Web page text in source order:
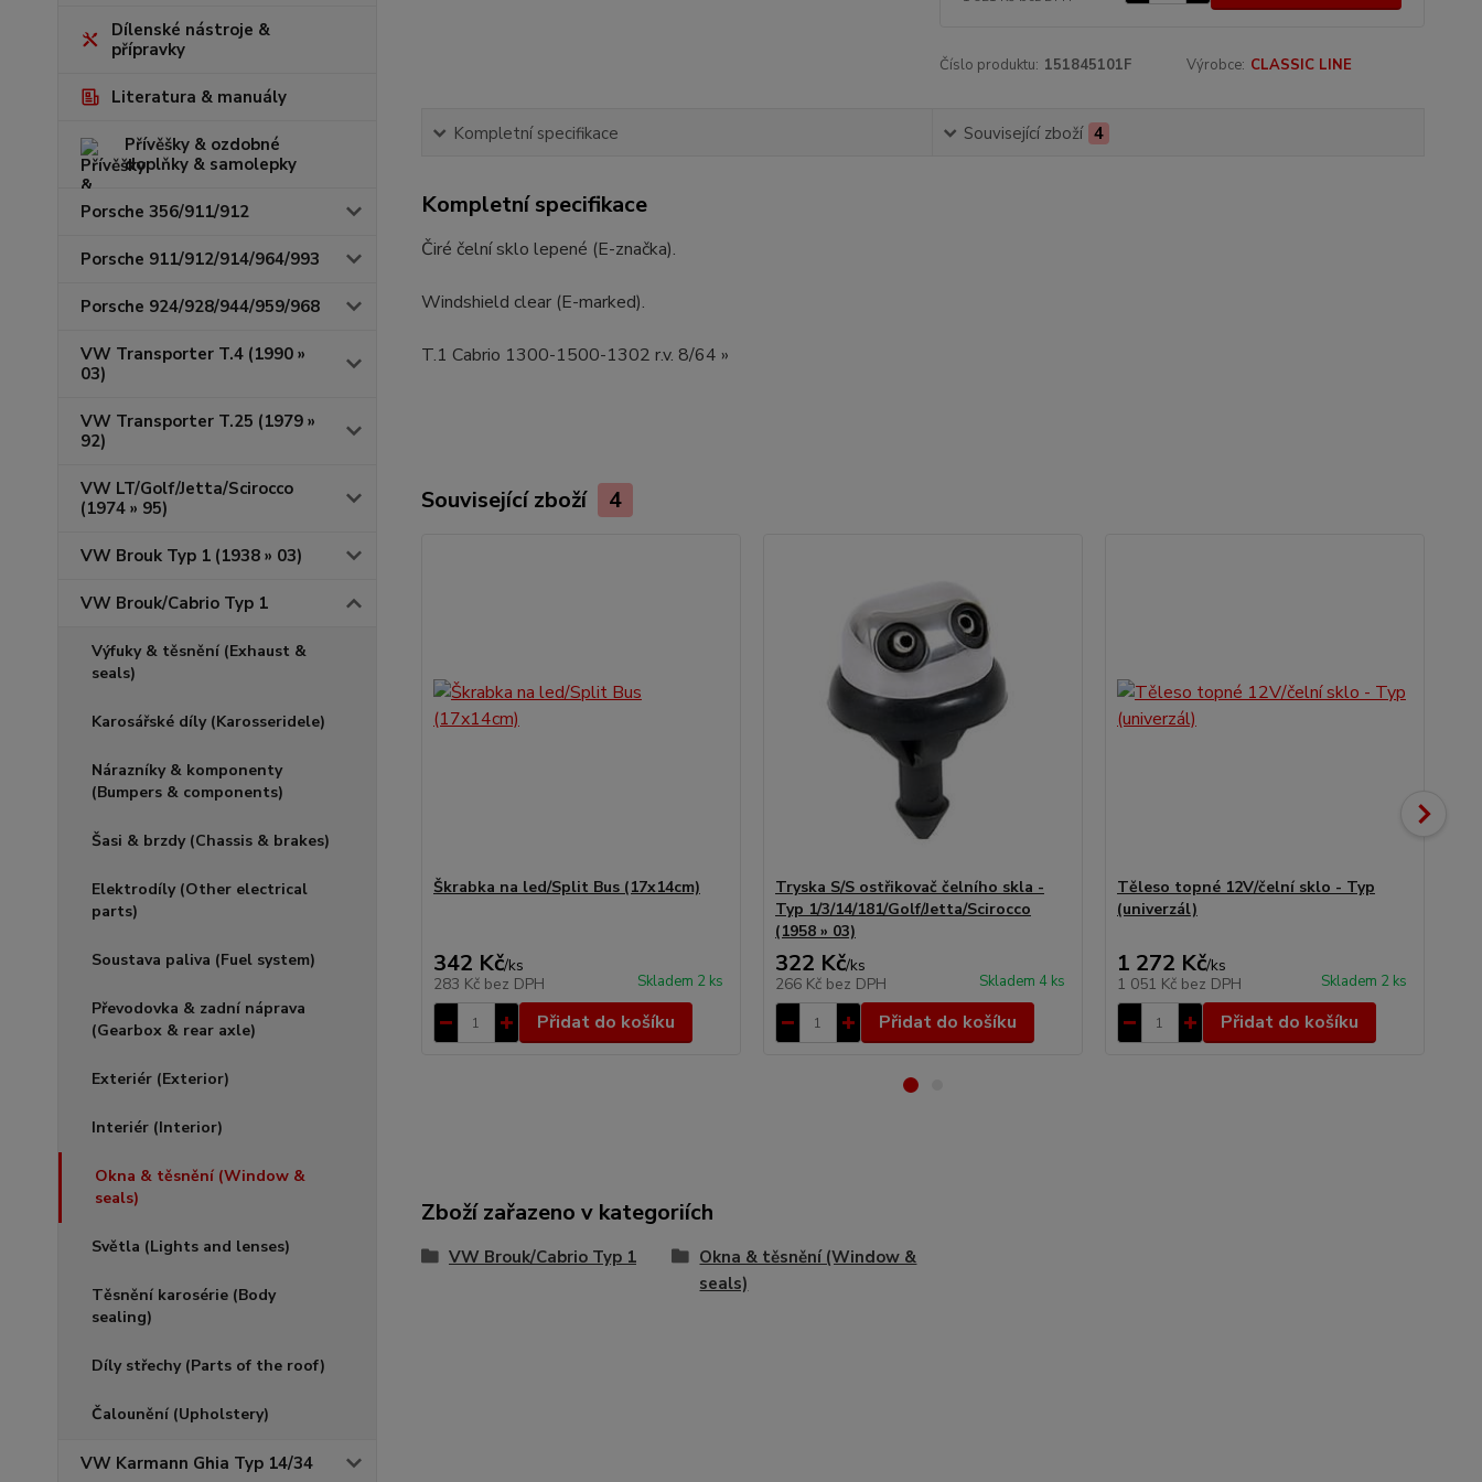
Dílenské nástroje &
přípravky
Literatura & manuály
Přívěšky & ozdobné
doplňky & samolepky
Porsche 356/911/912
Porsche 911/912/914/964/993
Porsche 924/928/944/959/968
VW Transporter T.4 (1990 »
03)
VW Transporter T.25 (1979 »
92)
VW LT/Golf/Jetta/Scirocco
(1974 » 95)
VW Brouk Typ 1 (1938 » 03)
VW Brouk/Cabrio Typ 1
Výfuky & těsnění (Exhaust &
seals)
Karosářské díly (Karosseridele)
Nárazníky & komponenty
(Bumpers & components)
Šasi & brzdy (Chassis & brakes)
Elektrodíly (Other electrical
parts)
Soustava paliva (Fuel system)
Převodovka & zadní náprava
(Gearbox & rear axle)
Exteriér (Exterior)
Interiér (Interior)
Okna & těsnění (Window &
seals)
Světla (Lights and lenses)
Těsnění karosérie (Body
sealing)
Díly střechy (Parts of the roof)
Čalounění (Upholstery)
VW Karmann Ghia Typ 14/34
Číslo produktu: 151845101F Výrobce: CLASSIC LINE
Kompletní specifikace Související zboží 4
Kompletní specifikace
Čiré čelní sklo lepené (E-značka).
Windshield clear (E-marked).
T.1 Cabrio 1300-1500-1302 r.v. 8/64 »
Související zboží 4
Škrabka na led/Split Bus (17x14cm)
342 Kč/ks
283 Kč bez DPH Skladem 2 ks
Přidat do košíku
Tryska S/S ostřikovač čelního skla -
Typ 1/3/14/181/Golf/Jetta/Scirocco
(1958 » 03)
322 Kč/ks
266 Kč bez DPH Skladem 4 ks
Přidat do košíku
Těleso topné 12V/čelní sklo - Typ
(univerzál)
1 272 Kč/ks
1 051 Kč bez DPH Skladem 2 ks
Přidat do košíku
Zboží zařazeno v kategoriích
VW Brouk/Cabrio Typ 1
Okna & těsnění (Window &
seals)